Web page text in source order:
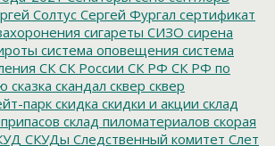
СолтусСергей Фургал сертификат
сигареты СИЗО сирена
система оповещения система
СК СК России СК РФ СК РФ по
сказка скандал сквер сквер
паркскидка скидки и акции склад
склад пиломатериалов скорая
СКУДы Следственный комитет Слет